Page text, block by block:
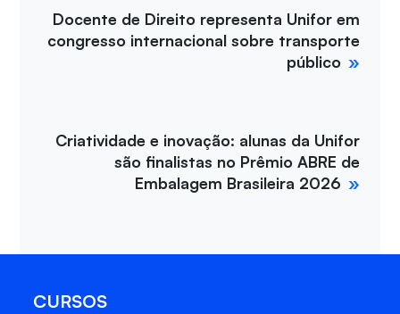
Docente de Direito representa Unifor em
congresso internacional sobre transporte
público
Criatividade e inovação: alunas da Unifor
são finalistas no Prêmio ABRE de
Embalagem Brasileira 2026
CURSOS